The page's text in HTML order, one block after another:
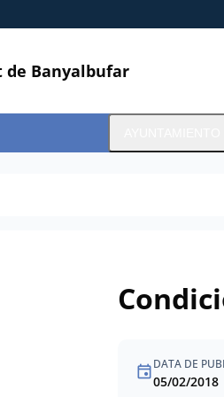
Banyalbufar
eventDATA DE
05/02/2018